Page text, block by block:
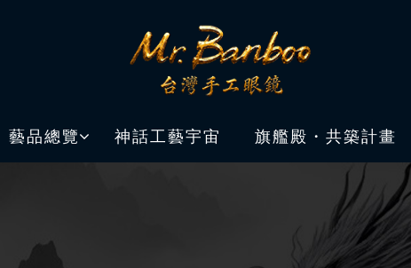
藝品總覽 神話工藝宇宙 旗艦殿・共築計畫